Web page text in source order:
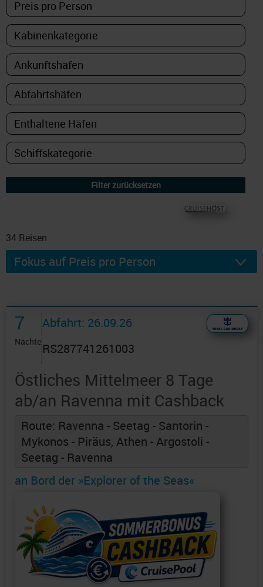
34 Reisen
7
Nächte
Abfahrt: 26.09.26
RS287741261003
Östliches Mittelmeer 8 Tage
ab/an Ravenna mit Cashback
Route: Ravenna - Seetag - Santorin -
Mykonos - Piräus, Athen - Argostoli -
Seetag - Ravenna
an Bord der »Explorer of the Seas«